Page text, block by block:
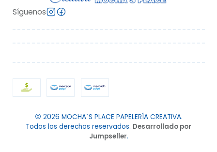
Síguenos
2026 MOCHA´S PLACE PAPELERÍA CREATIVA.
Todos los derechos reservados. Desarrollado por
Jumpseller.